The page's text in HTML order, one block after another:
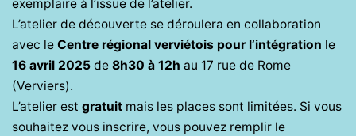
exemplaire à l’issue de l’atelier.
L’atelier de découverte se déroulera en collaboration
avec le Centre régional verviétois pour l’intégration le
16 avril 2025 de 8h30 à 12h au 17 rue de Rome
(Verviers).
L’atelier est gratuit mais les places sont limitées. Si vous
souhaitez vous inscrire, vous pouvez remplir le